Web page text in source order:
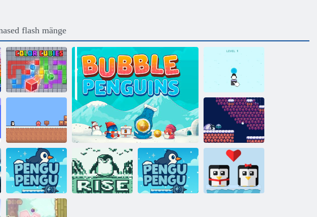
flash mänge
Värvilised
kuubikud
Lükkama
pingviin
Superpingviinos
16
Pingviinide tõus